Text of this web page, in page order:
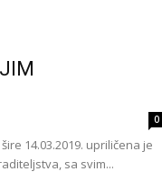
0
šire 14.03.2019. upriličena je
sa svim...